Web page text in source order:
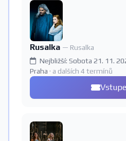
Rusalka — Rusalka
Nejbližší: Sobota 21. 11.
Praha · a dalších 4 termínů